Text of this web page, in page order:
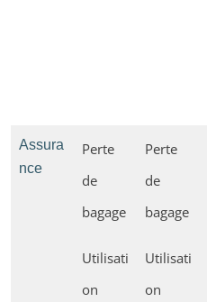
Assura
nce
Perte
de
bagage
Utilisati
on
Perte
de
bagage
Utilisati
on